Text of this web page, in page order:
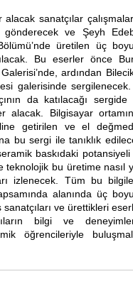
sanatçılar
gönderecek ve Şeyh
üretilen üç
Bu eserler önce
ardından
galerisinde
da katılacağı sergide
alacak. Bilgisayar
getirilen ve el
bu sergi ile tanıklık
baskıdaki
teknolojik bu üretime nasıl
izlenecek. Tüm bu
alanında üç
sanatçıları ve ürettikleri
bilgi ve
öğrencileriyle